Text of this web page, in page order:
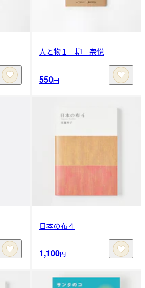
人と物１ 柳 宗悦
550円
日本の布４
1,100円